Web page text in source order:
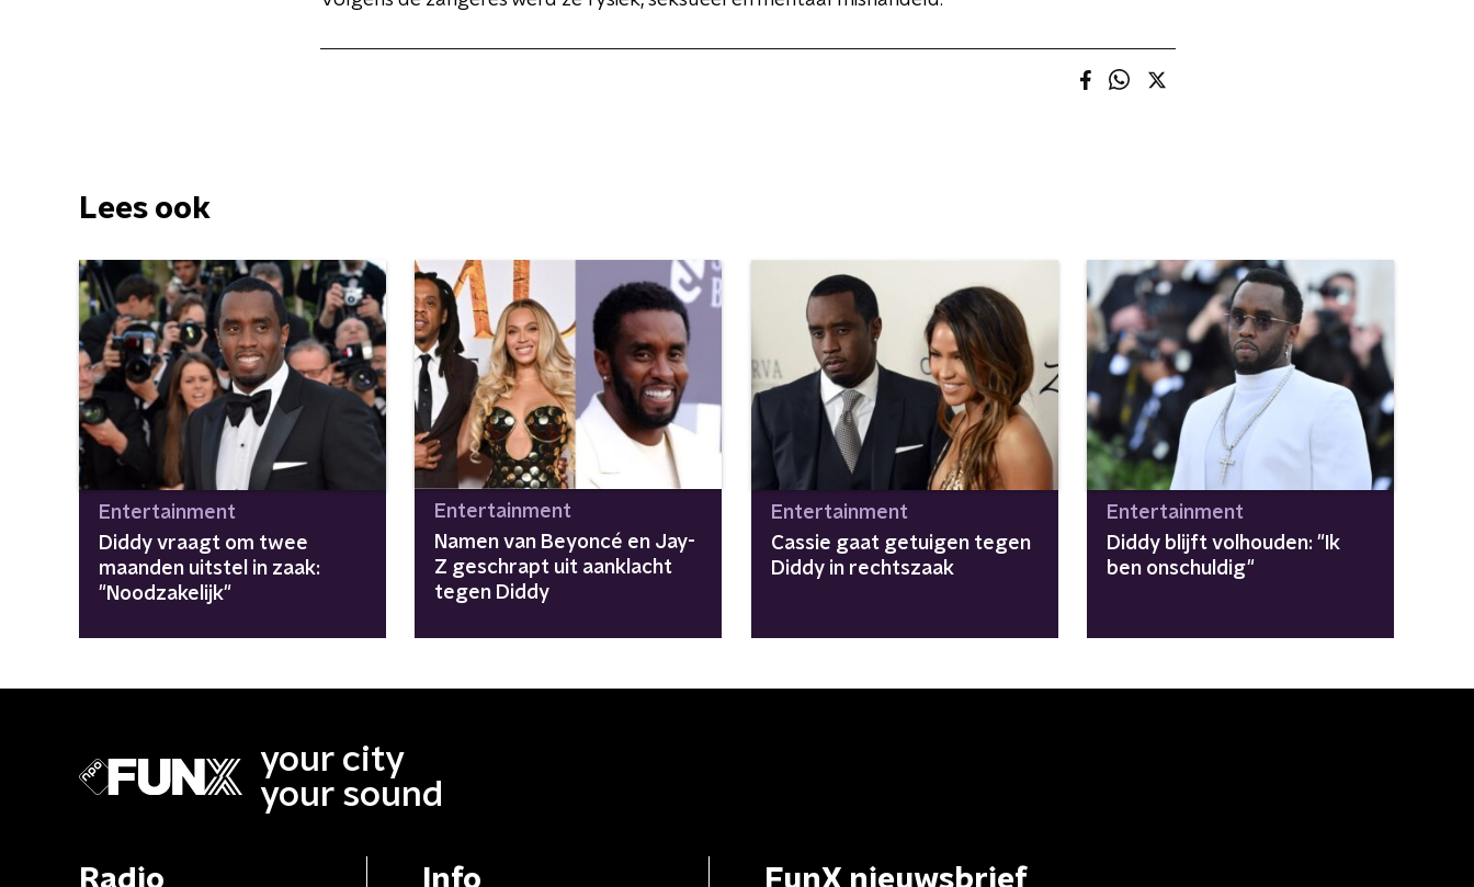
Lees ook
Entertainment
Diddy vraagt om twee
maanden uitstel in zaak:
"Noodzakelijk"
Entertainment
Namen van Beyoncé en Jay-
Z geschrapt uit aanklacht
tegen Diddy
Entertainment
Cassie gaat getuigen tegen
Diddy in rechtszaak
Entertainment
Diddy blijft volhouden: "Ik
ben onschuldig"
your city
your sound
Radio Info FunX nieuwsbrief